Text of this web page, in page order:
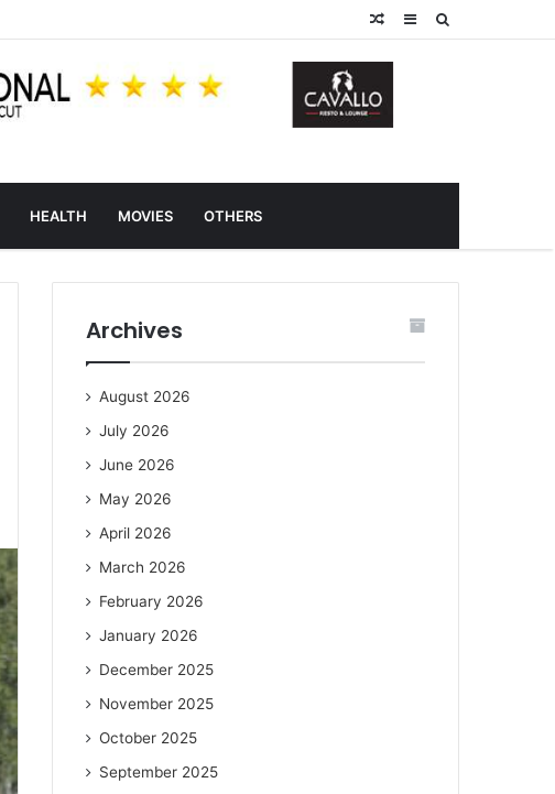
Sidebar
Random
HEALTH MOVIES OTHERS
Archives
August 2026
July 2026
June 2026
May 2026
April 2026
March 2026
February 2026
January 2026
December 2025
November 2025
October 2025
September 2025